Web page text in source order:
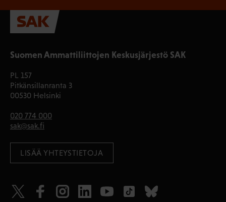
Suomen Ammattiliittojen Keskusjärjestö SAK
PL 157
Pitkänsillanranta 3
00530 Helsinki
020 774 000
sak@sak.fi
LISÄÄ YHTEYSTIETOJA